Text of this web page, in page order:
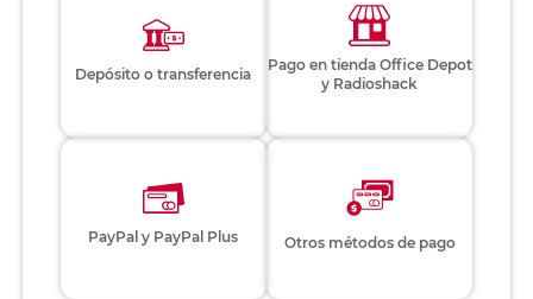
Depósito o transferencia
Pago en tienda Office Depot
y Radioshack
PayPal y PayPal Plus Otros métodos de pago